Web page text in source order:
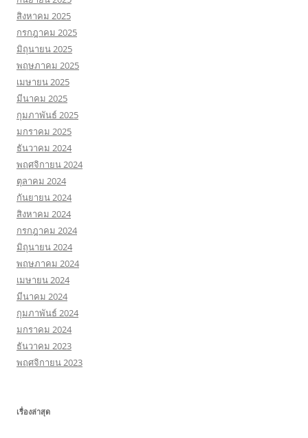
สิงหาคม 2025
กรกฎาคม 2025
มิถุนายน 2025
พฤษภาคม 2025
เมษายน 2025
มีนาคม 2025
กุมภาพันธ์ 2025
มกราคม 2025
ธันวาคม 2024
พฤศจิกายน 2024
ตุลาคม 2024
กันยายน 2024
สิงหาคม 2024
กรกฎาคม 2024
มิถุนายน 2024
พฤษภาคม 2024
เมษายน 2024
มีนาคม 2024
กุมภาพันธ์ 2024
มกราคม 2024
ธันวาคม 2023
พฤศจิกายน 2023
เรื่องล่าสุด